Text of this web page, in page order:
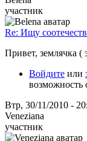
участник
Re: Ищу
Привет, землячка
Войдите или
возможность
Втр, 30/11/2010 -
Veneziana
участник